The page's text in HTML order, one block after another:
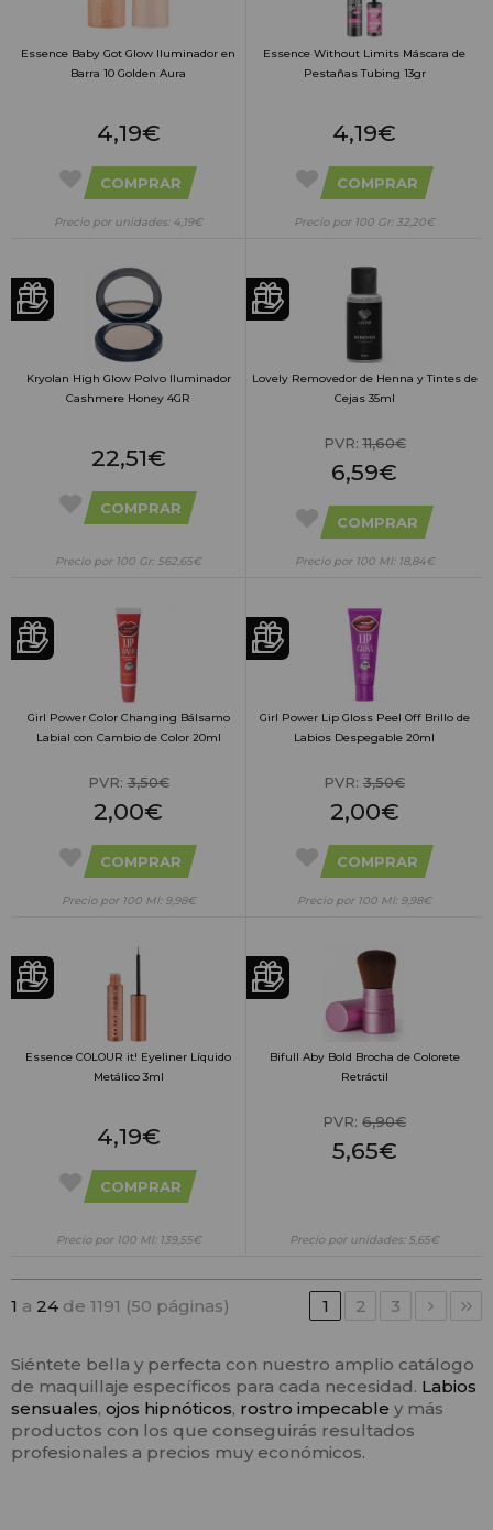
Essence Baby Got Glow Iluminador en
Barra 10 Golden Aura
4,19€
COMPRAR
Precio por unidades: 4,19€
Essence Without Limits Máscara de
Pestañas Tubing 13gr
4,19€
COMPRAR
Precio por 100 Gr: 32,20€
Kryolan High Glow Polvo Iluminador
Cashmere Honey 4GR
22,51€
COMPRAR
Precio por 100 Gr: 562,65€
Lovely Removedor de Henna y Tintes de
Cejas 35ml
PVR:11,60€
6,59€
COMPRAR
Precio por 100 Ml: 18,84€
Girl Power Color Changing Bálsamo
Labial con Cambio de Color 20ml
PVR:3,50€
2,00€
COMPRAR
Precio por 100 Ml: 9,98€
Girl Power Lip Gloss Peel Off Brillo de
Labios Despegable 20ml
PVR: 3,50€
2,00€
COMPRAR
Precio por 100 Ml: 9,98€
Essence COLOUR it! Eyeliner Líquido
Metálico 3ml
4,19€
COMPRAR
Precio por 100 Ml: 139,55€
Bifull Aby Bold Brocha de Colorete
Retráctil
PVR: 6,90€
5,65€
Precio por unidades: 5,65€
1 a 24 de 1191 (50 páginas) 1 2 3
Siéntete bella y perfecta con nuestro amplio catálogo
de maquillaje específicos para cada necesidad. Labios
sensuales, ojos hipnóticos, rostro impecable y más
productos con los que conseguirás resultados
profesionales a precios muy económicos.